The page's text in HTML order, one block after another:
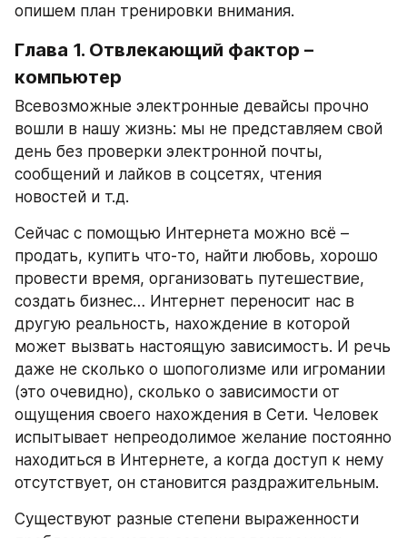
опишем план тренировки внимания.
Глава 1. Отвлекающий фактор –
компьютер
Всевозможные электронные девайсы прочно
вошли в нашу жизнь: мы не представляем свой
день без проверки электронной почты,
сообщений и лайков в соцсетях, чтения
новостей и т.д.
Сейчас с помощью Интернета можно всё –
продать, купить что-то, найти любовь, хорошо
провести время, организовать путешествие,
создать бизнес… Интернет переносит нас в
другую реальность, нахождение в которой
может вызвать настоящую зависимость. И речь
даже не сколько о шопоголизме или игромании
(это очевидно), сколько о зависимости от
ощущения своего нахождения в Сети. Человек
испытывает непреодолимое желание постоянно
находиться в Интернете, а когда доступ к нему
отсутствует, он становится раздражительным.
Существуют разные степени выраженности